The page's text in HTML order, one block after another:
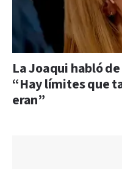
La Joaqui habló
“Hay límites que
eran”